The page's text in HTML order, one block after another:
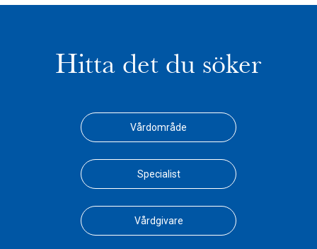
Hitta det du söker
Vårdområde
Specialist
Vårdgivare